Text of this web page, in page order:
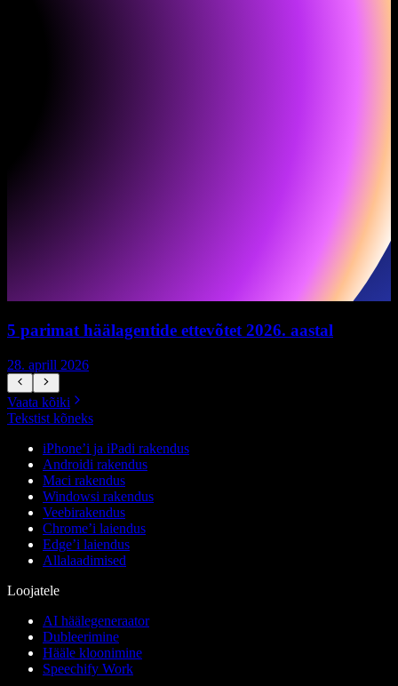
5 parimat häälagentide ettevõtet 2026. aastal
28. aprill 2026
Vaata kõiki
Tekstist kõneks
iPhone’i ja iPadi rakendus
Androidi rakendus
Maci rakendus
Windowsi rakendus
Veebirakendus
Chrome’i laiendus
Edge’i laiendus
Allalaadimised
Loojatele
AI häälegeneraator
Dubleerimine
Hääle kloonimine
Speechify Work